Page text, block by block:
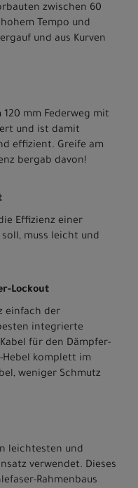
zwischen 60
Tempo und
und aus Kurven
120 mm Federweg mit
und ist damit
effizient. Greife am
bergab davon!
Effizienz einer
muss leicht und
Lockout
einfach der
integrierte
für den Dämpfer-
Hebel komplett im
weniger Schmutz
leichtesten und
verwendet. Dieses
Rahmenbaus